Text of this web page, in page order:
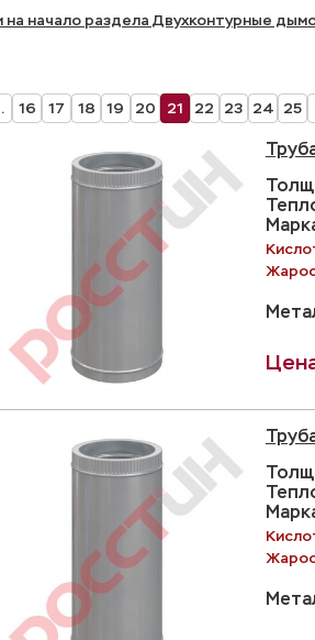
на начало раздела Двухконтурные
16 17 18 19 20 21 22 23 24 25